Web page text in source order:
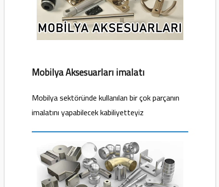
Mobilya Aksesuarları imalatı
Mobilya sektöründe kullanılan bir çok parçanın
imalatını yapabilecek kabiliyetteyiz